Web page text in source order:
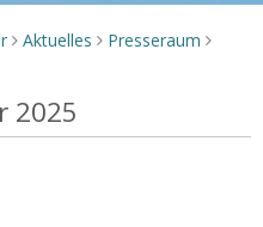
> Aktuelles > Presseraum >
2025